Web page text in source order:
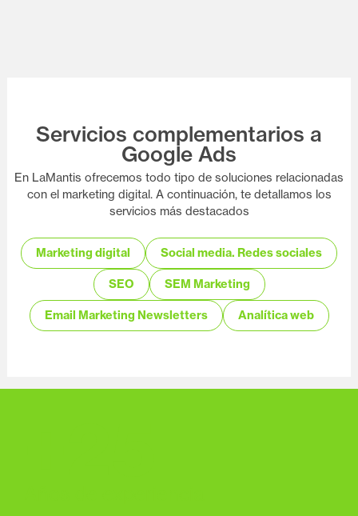
Servicios complementarios a
Google Ads
En LaMantis ofrecemos todo tipo de soluciones relacionadas
con el marketing digital. A continuación, te detallamos los
servicios más destacados
Marketing digital Social media. Redes sociales
SEO SEM Marketing
Email Marketing Newsletters Analítica web